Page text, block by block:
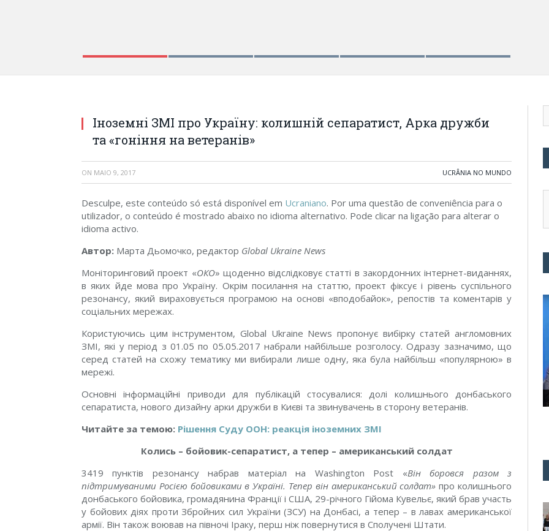
Іноземні ЗМІ про Україну: колишній сепаратист, Арка дружби
та «гоніння на ветеранів»
ON MAIO 9, 2017 UCRÂNIA NO MUNDO
Desculpe, este conteúdo só está disponível em Ucraniano. Por uma questão de conveniência para o
utilizador, o conteúdo é mostrado abaixo no idioma alternativo. Pode clicar na ligação para alterar o
idioma activo.
Автор: Марта Дьомочко, редактор Global Ukraine News
Моніторинговий проект «ОКО» щоденно відслідковує статті в закордонних інтернет-виданнях,
в яких йде мова про Україну. Окрім посилання на статтю, проект фіксує і рівень суспільного
резонансу, який вираховується програмою на основі «вподобайок», репостів та коментарів у
соціальних мережах.
Користуючись цим інструментом, Global Ukraine News пропонує вибірку статей англомовних
ЗМІ, які у період з 01.05 по 05.05.2017 набрали найбільше розголосу. Одразу зазначимо, що
серед статей на схожу тематику ми вибирали лише одну, яка була найбільш «популярною» в
мережі.
Основні інформаційні приводи для публікацій стосувалися: долі колишнього донбаського
сепаратиста, нового дизайну арки дружби в Києві та звинувачень в сторону ветеранів.
Читайте за темою: Рішення Суду ООН: реакція іноземних ЗМІ
Колись – бойовик-сепаратист, а тепер – американський солдат
3419 пунктів резонансу набрав матеріал на Washington Post «Він боровся разом з
підтримуваними Росією бойовиками в Україні. Тепер він американський солдат» про колишнього
донбаського бойовика, громадянина Франції і США, 29-річного Гійома Кувельє, який брав участь
у бойових діях проти Збройних сил України (ЗСУ) на Донбасі, а тепер – в лавах американської
армії. Він також воював на півночі Іраку, перш ніж повернутися в Сполучені Штати.